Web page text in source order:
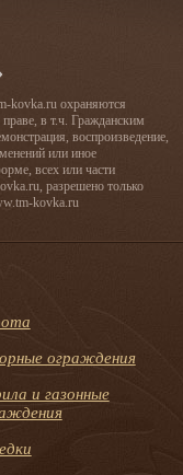
kovka.ru охраняются
праве, в т.ч. Гражданским
воспроизведение,
или иное
всех или части
разрешено только
kovka.ru
ограждения
и газонные